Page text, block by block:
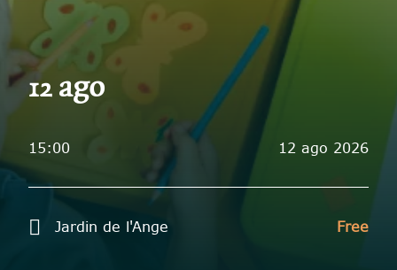
12 ago
15:00 12 ago 2026
 Jardin de l'Ange Free